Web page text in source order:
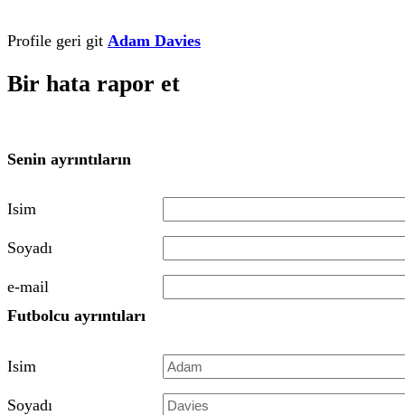
Profile geri git Adam Davies
Bir hata rapor et
Senin ayrıntıların
Isim
Soyadı
e-mail
Futbolcu ayrıntıları
Isim
Soyadı